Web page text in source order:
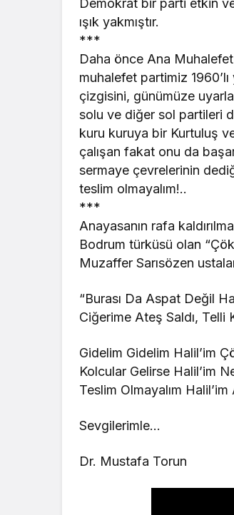
Demokrat bir parti etkin
ışık yakmıştır.
***
Daha önce Ana
muhalefet partimiz
çizgisini, günümüze
solu ve diğer sol partileri
kuru kuruya bir Kurtuluş
çalışan fakat onu da
sermaye çevrelerinin
teslim olmayalım!..
***
Anayasanın rafa
Bodrum türküsü olan
Muzaffer Sarısözen
“Burası Da Aspat Değil
Ciğerime Ateş Saldı, Telli
Gidelim Gidelim Halil’im
Kolcular Gelirse Halil’im
Teslim Olmayalım Halil’im
Sevgilerimle…
Dr. Mustafa Torun